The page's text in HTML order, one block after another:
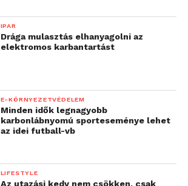
IPAR
Drága mulasztás elhanyagolni az
elektromos karbantartást
E-KÖRNYEZETVÉDELEM
Minden idők legnagyobb
karbonlábnyomú sporteseménye lehet
az idei futball-vb
LIFESTYLE
Az utazási kedv nem csökken, csak